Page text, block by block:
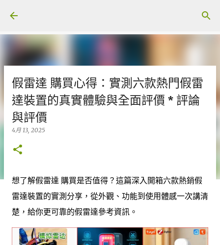
假雷達 購買心得：實測六款熱門假雷
達裝置的真實體驗與全面評價 * 評論
與評價
4月 13, 2025
想了解假雷達 購買是否值得？這篇深入開箱六款熱銷假
雷達裝置的實測分享，從外觀、功能到使用體感一次講清
楚，給你更可靠的假雷達參考資訊。